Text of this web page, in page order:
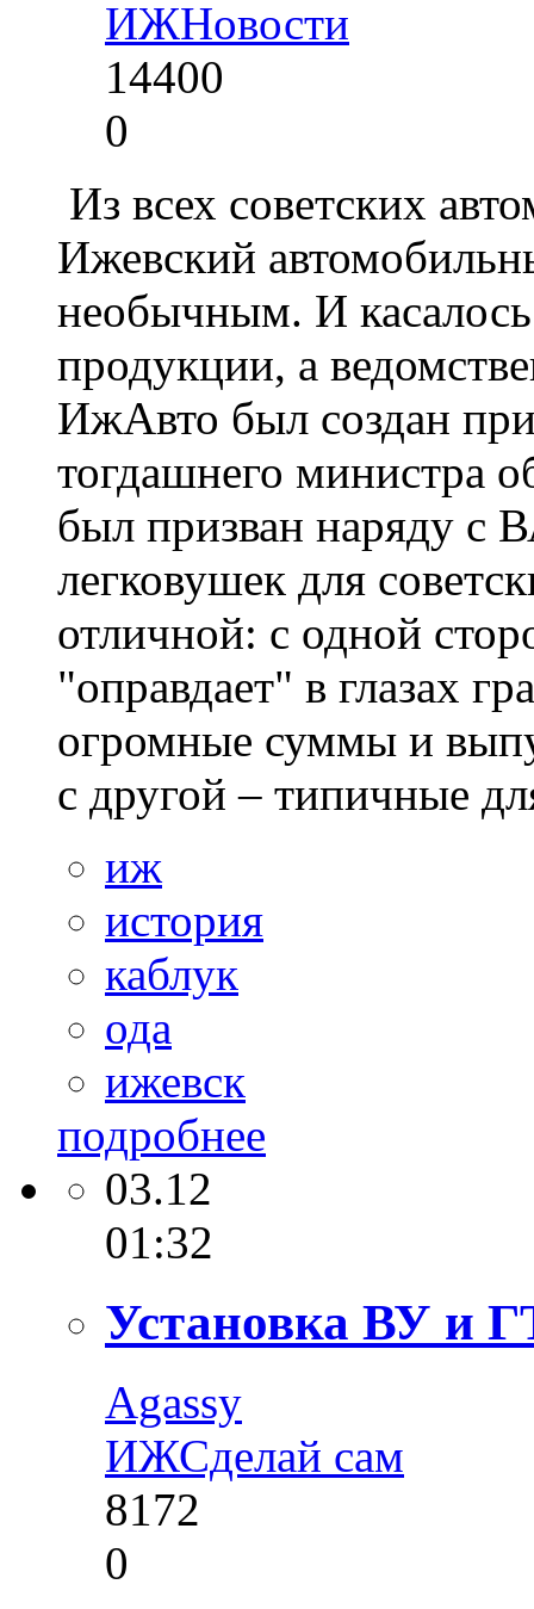
ИЖНовости
14400
0
Из всех советских
Ижевский
необычным. И
продукции, а
ИжАвто был создан
тогдашнего министра
был призван наряду с
легковушек для
отличной: с одной
"оправдает" в глазах
огромные суммы и
с другой – типичные
иж
история
каблук
ода
ижевск
подробнее
03.12
01:32
Установка ВУ и
Agassy
ИЖСделай сам
8172
0